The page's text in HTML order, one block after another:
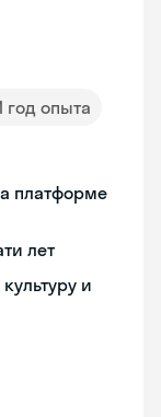
год опыта
платформе
лет
и